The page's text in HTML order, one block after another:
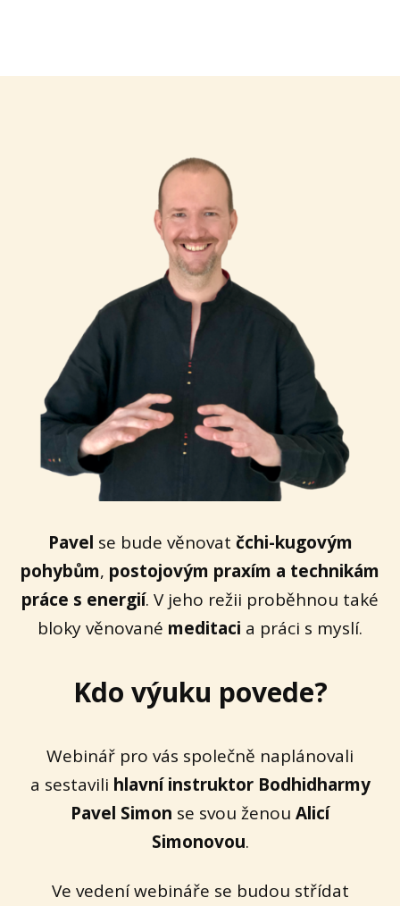
Pavel se bude věnovat čchi-kugovým
pohybům, postojovým praxím a technikám
práce s energií. V jeho režii proběhnou také
bloky věnované meditaci a práci s myslí.
Kdo výuku povede?
Webinář pro vás společně naplánovali
a sestavili hlavní instruktor Bodhidharmy
Pavel Simon se svou ženou Alicí
Simonovou.
Ve vedení webináře se budou střídat